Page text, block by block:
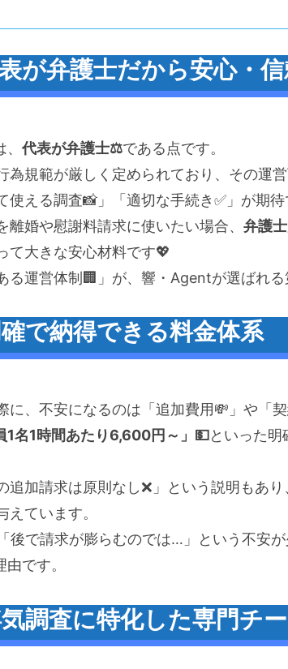
が弁護士だから安心・
代表が弁護士⚖️である点です。
為規範が厳しく定められており、その運
える調査📸」「適切な手続き✅」が期待
婚や慰謝料請求に使いたい場合、 弁護
て大きな安心材料です💖
る運営体制🏢」が、響・Agentが選ばれる
で納得できる料金体系
に、不安になるのは「追加費用💸」や「契
1名1時間あたり6,600円～」💵といった
加請求は原則なし❌」という説明もあり
ています。
後で請求が膨らむのでは…」という不安が
です。
調査に特化した専門チ